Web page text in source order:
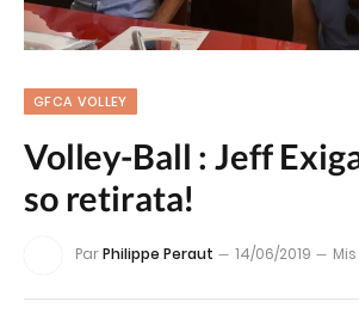
GFCA VOLLEY
Volley-Ball : Jeff
so retirata!
ParPhilippe Peraut 14/06/2019